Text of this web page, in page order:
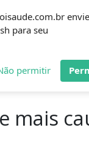
envie
para seu
permitir
mais causam morte
mais